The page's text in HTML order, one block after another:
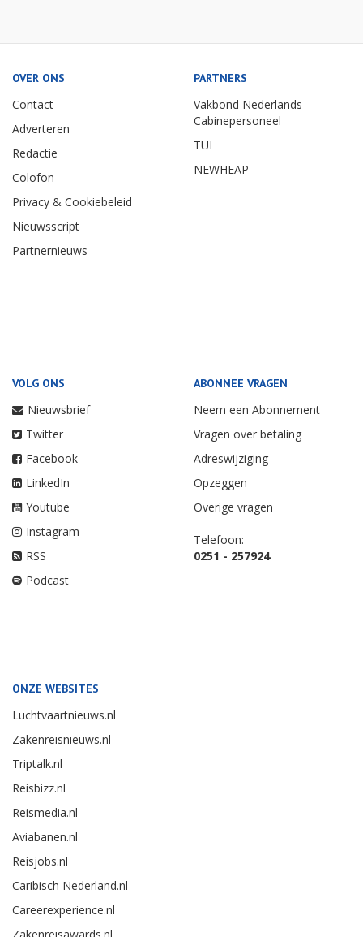
OVER ONS
Contact
Adverteren
Redactie
Colofon
Privacy & Cookiebeleid
Nieuwsscript
Partnernieuws
PARTNERS
Vakbond Nederlands
Cabinepersoneel
TUI
NEWHEAP
VOLG ONS
Nieuwsbrief
Twitter
Facebook
LinkedIn
Youtube
Instagram
RSS
Podcast
ABONNEE VRAGEN
Neem een Abonnement
Vragen over betaling
Adreswijziging
Opzeggen
Overige vragen
Telefoon:
0251 - 257924
ONZE WEBSITES
Luchtvaartnieuws.nl
Zakenreisnieuws.nl
Triptalk.nl
Reisbizz.nl
Reismedia.nl
Aviabanen.nl
Reisjobs.nl
Caribisch Nederland.nl
Careerexperience.nl